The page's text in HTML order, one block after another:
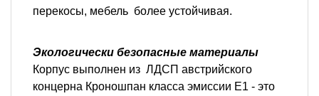
перекосы, мебель более устойчивая.
Экологически безопасные материалы
Корпус выполнен из ЛДСП австрийского
концерна Кроношпан класса эмиссии Е1 - это